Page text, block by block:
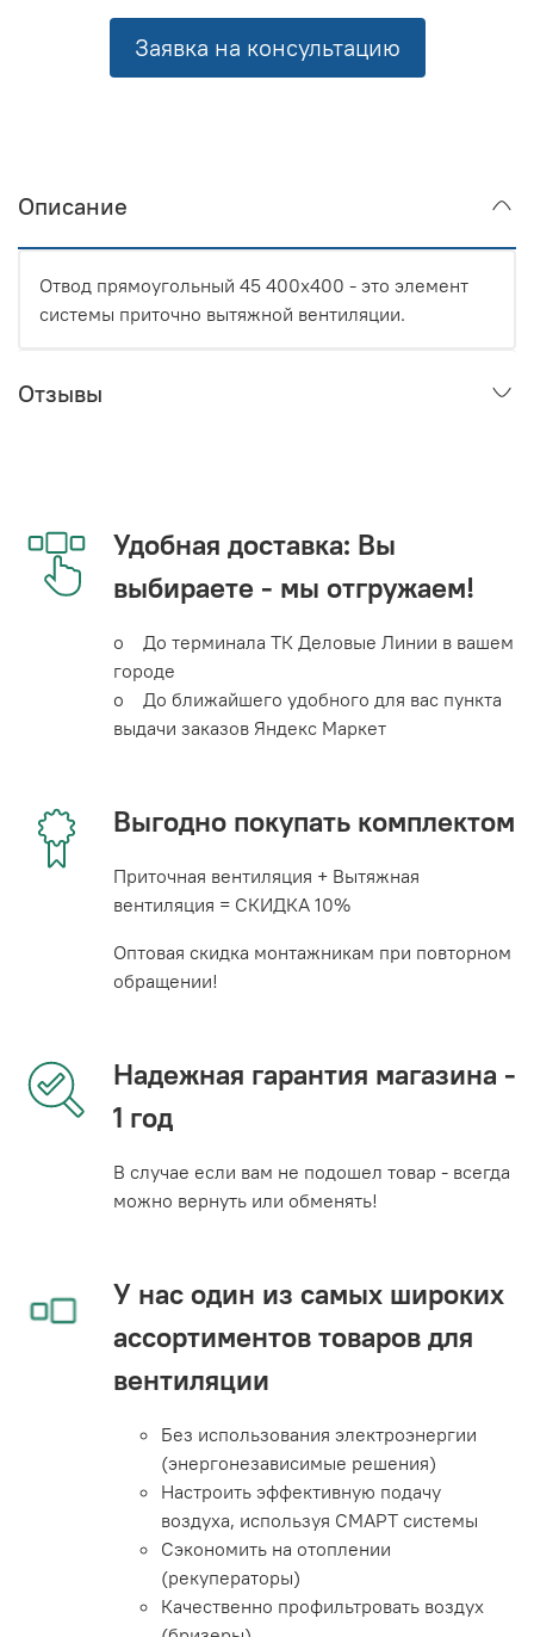
Заявка на консультацию
Описание
Отвод прямоугольный 45 400x400 - это элемент
системы приточно вытяжной вентиляции.
Отзывы
Удобная доставка: Вы
выбираете - мы отгружаем!
o До терминала ТК Деловые Линии в вашем
городе
o До ближайшего удобного для вас пункта
выдачи заказов Яндекс Маркет
Выгодно покупать комплектом
Приточная вентиляция + Вытяжная
вентиляция = СКИДКА 10%
Оптовая скидка монтажникам при повторном
обращении!
Надежная гарантия магазина -
1 год
В случае если вам не подошел товар - всегда
можно вернуть или обменять!
У нас один из самых широких
ассортиментов товаров для
вентиляции
Без использования электроэнергии
(энергонезависимые решения)
Настроить эффективную подачу
воздуха, используя СМАРТ системы
Сэкономить на отоплении
(рекуператоры)
Качественно профильтровать воздух